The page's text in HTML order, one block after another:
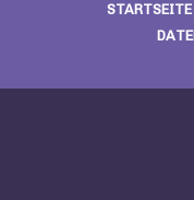
STARTSEITE